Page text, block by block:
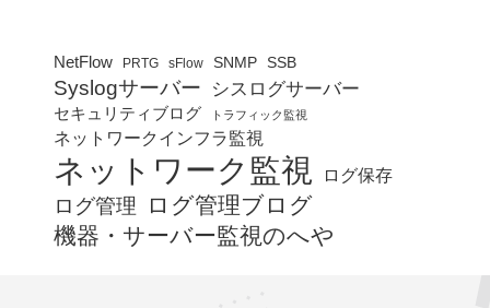
NetFlow PRTG sFlow SNMP SSB
Syslogサーバー シスログサーバー
セキュリティブログ トラフィック監視
ネットワークインフラ監視
ネットワーク監視 ログ保存
ログ管理
ログ管理ブログ
機器・サーバー監視のへや